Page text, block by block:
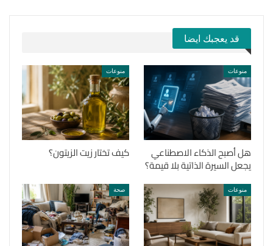
قد يعجبك ايضا
منوعات
هل أصبح الذكاء الاصطناعي
يجعل السيرة الذاتية بلا قيمة؟
منوعات
كيف تختار زيت الزيتون؟
منوعات صحة